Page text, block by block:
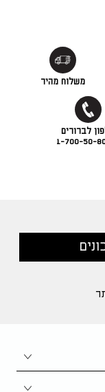
משלוח מהיר
1-700-50-